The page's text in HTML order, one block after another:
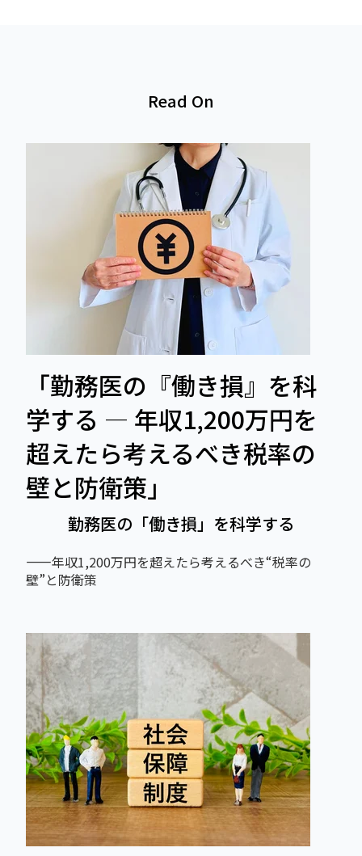
Read On
「勤務医の『働き損』を科
学する ― 年収1,200万円を
超えたら考えるべき税率の
壁と防衛策」
勤務医の「働き損」を科学する
――年収1,200万円を超えたら考えるべき“税率の
壁”と防衛策